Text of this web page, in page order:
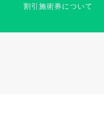
割引施術券について